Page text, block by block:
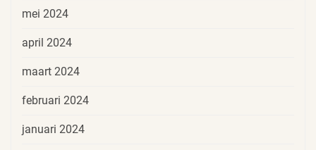
mei 2024
april 2024
maart 2024
februari 2024
januari 2024